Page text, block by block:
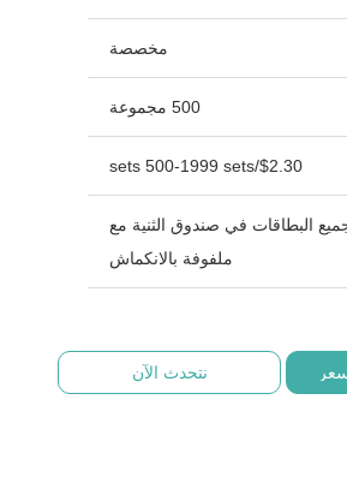
مخصصة
500 مجموعة
$2.30/sets 500-1999 sets
البطاقات في صندوق الثنية مع
ملفوفة بالانكماش
نتحدث الآن